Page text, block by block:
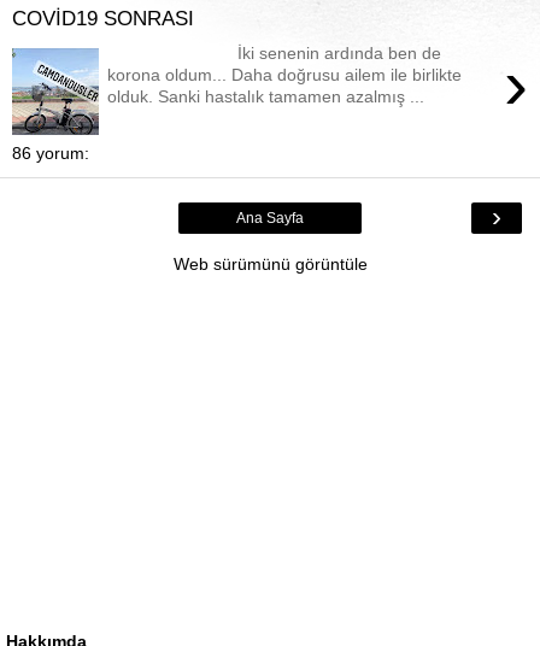
COVİD19 SONRASI
›
İki senenin ardında ben de
korona oldum... Daha doğrusu ailem ile birlikte
olduk. Sanki hastalık tamamen azalmış ...
86 yorum:
›
Ana Sayfa
Web sürümünü görüntüle
Hakkımda